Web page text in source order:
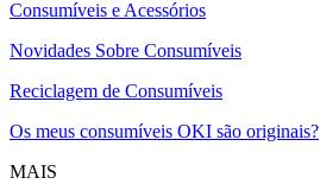
Consumíveis e Acessórios
Novidades Sobre Consumíveis
Reciclagem de Consumíveis
Os meus consumíveis OKI são originais?
MAIS